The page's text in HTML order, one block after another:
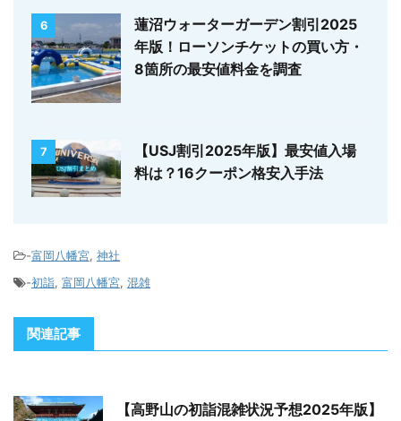
6
蓮沼ウォーターガーデン割引2025
年版！ローソンチケットの買い方・
8箇所の最安値料金を調査
7
【USJ割引2025年版】最安値入場
料は？16クーポン格安入手法
-富岡八幡宮, 神社
-初詣, 富岡八幡宮, 混雑
関連記事
【高野山の初詣混雑状況予想2025年版】